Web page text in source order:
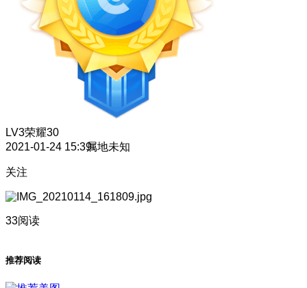
LV3荣耀30
2021-01-24 15:39属地未知
关注
33阅读
推荐阅读